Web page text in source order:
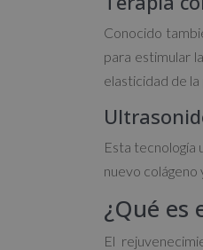
Conocido
para estimular la
elasticidad de la
Esta tecnología
nuevo colágeno
¿Qué
El